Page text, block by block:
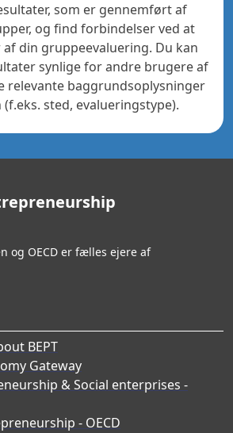
som er gennemført af
og find forbindelser ved at
din gruppeevaluering. Du kan
synlige for andre brugere af
relevante baggrundsoplysninger
sted, evalueringstype).
og OECD er fælles ejere af
BEPT
Gateway
& Social enterprises -
- OECD